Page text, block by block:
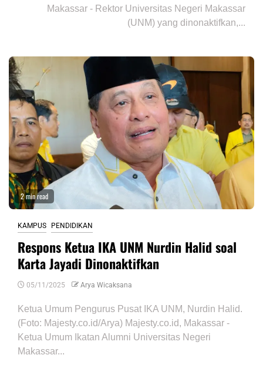
Makassar - Rektor Universitas Negeri Makassar
(UNM) yang dinonaktifkan,...
2 min read
KAMPUS PENDIDIKAN
Respons Ketua IKA UNM Nurdin Halid soal
Karta Jayadi Dinonaktifkan
05/11/2025 Arya Wicaksana
Ketua Umum Pengurus Pusat IKA UNM, Nurdin Halid.
(Foto: Majesty.co.id/Arya) Majesty.co.id, Makassar -
Ketua Umum Ikatan Alumni Universitas Negeri
Makassar...